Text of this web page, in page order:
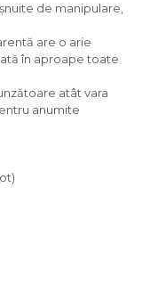
de manipulare,
are o arie
în aproape toate
atât vara
anumite